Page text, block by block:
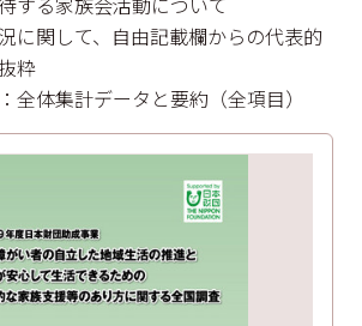
に関して、自由記載欄からの代表的
粋
全体集計データと要約（全項目）